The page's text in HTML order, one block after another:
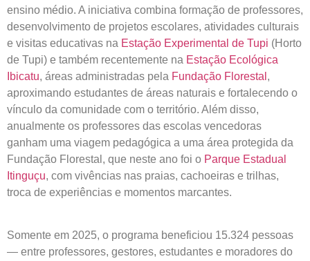
ensino médio. A iniciativa combina formação de professores,
desenvolvimento de projetos escolares, atividades culturais
e visitas educativas na Estação Experimental de Tupi (Horto
de Tupi) e também recentemente na Estação Ecológica
Ibicatu, áreas administradas pela Fundação Florestal ,
aproximando estudantes de áreas naturais e fortalecendo o
vínculo da comunidade com o território. Além disso,
anualmente os professores das escolas vencedoras
ganham uma viagem pedagógica a uma área protegida da
Fundação Florestal, que neste ano foi o Parque Estadual
Itinguçu, com vivências nas praias, cachoeiras e trilhas,
troca de experiências e momentos marcantes.
Somente em 2025, o programa beneficiou 15.324 pessoas
— entre professores, gestores, estudantes e moradores do